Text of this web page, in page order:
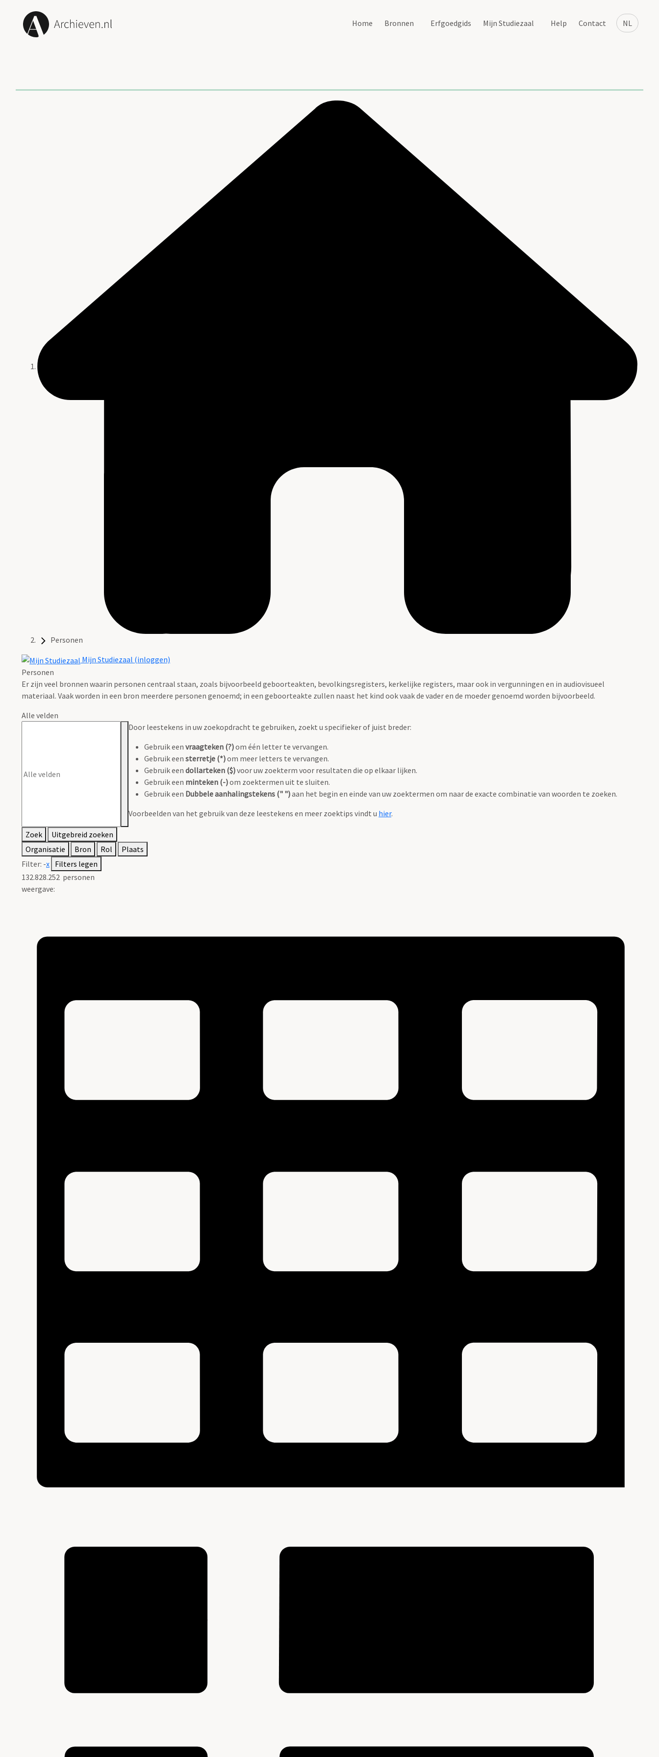
NL
Home Bronnen Erfgoedgids Mijn Studiezaal Help Contact
Personen
Mijn Studiezaal (inloggen)
Personen
Er zijn veel bronnen waarin personen centraal staan, zoals bijvoorbeeld geboorteakten, bevolkingsregisters, kerkelijke registers, maar ook in vergunningen en in audiovisueel
materiaal. Vaak worden in een bron meerdere personen genoemd; in een geboorteakte zullen naast het kind ook vaak de vader en de moeder genoemd worden bijvoorbeeld.
Alle velden
Door leestekens in uw zoekopdracht te gebruiken, zoekt u specifieker of juist breder:
Gebruik een vraagteken (?)om één letter te vervangen.
Gebruik een sterretje (*)om meer letters te vervangen.
Gebruik een dollarteken ($)voor uw zoekterm voor resultaten die op elkaar lijken.
Gebruik een minteken (-)om zoektermen uit te sluiten.
Gebruik een Dubbele aanhalingstekens (" ")aan het begin en einde van uw zoektermen om naar de exacte combinatie van woorden te zoeken.
Voorbeelden van het gebruik van deze leestekens en meer zoektips vindt u hier.
Zoek
Uitgebreid zoeken
Organisatie
Bron Rol
Plaats
Filter: -x Filters legen
132.828.252 personen
weergave: